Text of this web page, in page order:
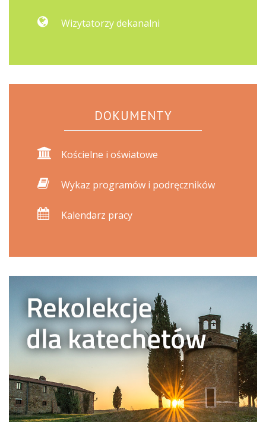
Wizytatorzy dekanalni
DOKUMENTY
Kościelne i oświatowe
Wykaz programów i podręczników
Kalendarz pracy